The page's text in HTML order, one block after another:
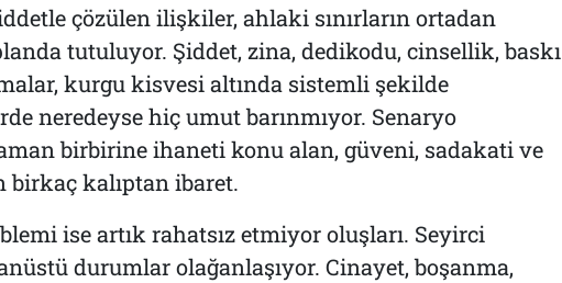
çözülen ilişkiler, ahlaki sınırların ortadan
tutuluyor. Şiddet, zina, dedikodu, cinsellik, baskı
kurgu kisvesi altında sistemli şekilde
neredeyse hiç umut barınmıyor. Senaryo
birbirine ihaneti konu alan, güveni, sadakati ve
kalıptan ibaret.
ise artık rahatsız etmiyor oluşları. Seyirci
durumlar olağanlaşıyor. Cinayet, boşanma,